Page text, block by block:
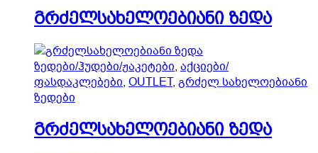
product
page
გრძელსახელოებიანი ზედა
ზედები/ჰუდები/ჟაკეტები, აქციები/
ფასდაკლებები, OUTLET, გრძელ სახელოებიანი
ზედები
გრძელსახელოებიანი ზედა